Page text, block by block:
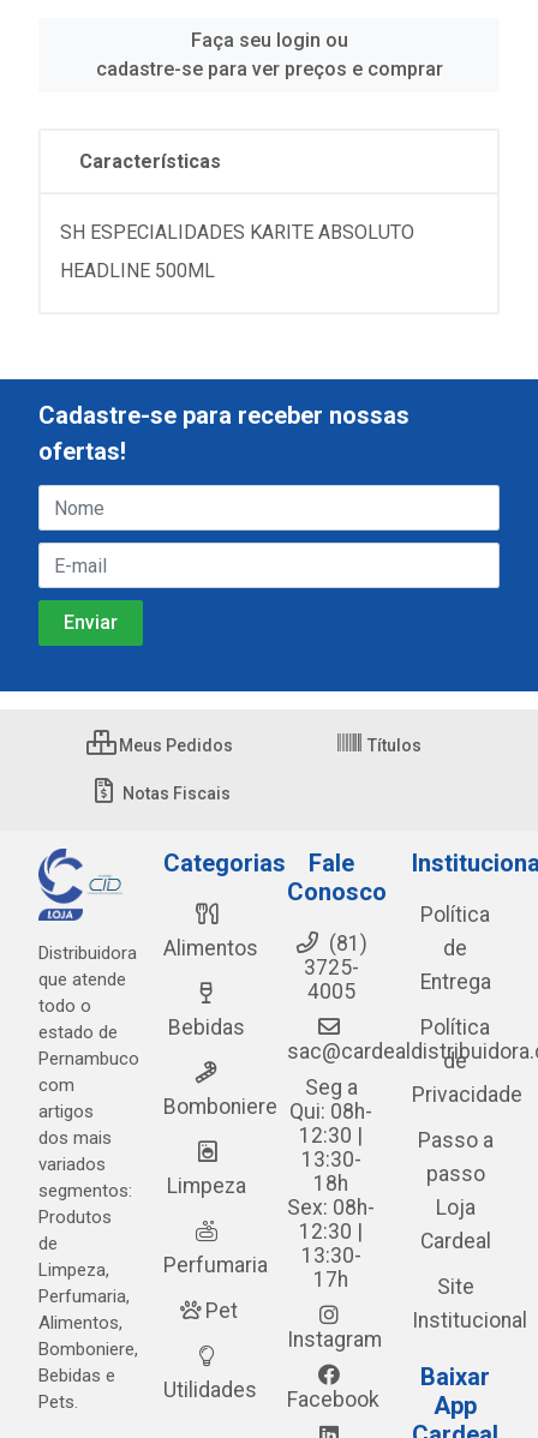
Faça seu login ou
cadastre-se para ver preços e comprar
Características
SH ESPECIALIDADES KARITE ABSOLUTO
HEADLINE 500ML
Cadastre-se para receber nossas
ofertas!
Meus Pedidos Títulos
Notas Fiscais
Distribuidora
que atende
todo o
estado de
Pernambuco
com
artigos
dos mais
variados
segmentos:
Produtos
de
Limpeza,
Perfumaria,
Alimentos,
Bomboniere,
Bebidas e
Pets.
Categorias
Alimentos
Bebidas
Bomboniere
Limpeza
Perfumaria
Pet
Utilidades
Fale
Conosco
(81)
3725-
4005
Seg a
Qui: 08h-
12:30 |
13:30-
18h
Sex: 08h-
12:30 |
13:30-
17h
Instagram
Facebook
Política
de
Entrega
Política
de
Privacidade
Passo a
passo
Loja
Cardeal
Site
Institucional
Baixar
App